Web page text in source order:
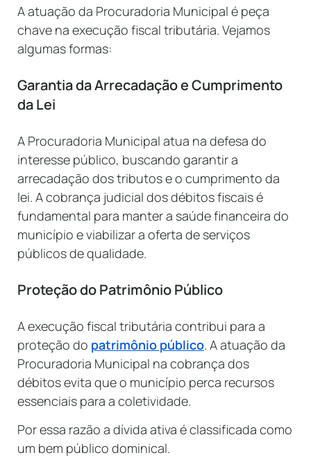
A atuação da Procuradoria Municipal é peça
chave na execução fiscal tributária. Vejamos
algumas formas:
Garantia da Arrecadação e Cumprimento
da Lei
A Procuradoria Municipal atua na defesa do
interesse público, buscando garantir a
arrecadação dos tributos e o cumprimento da
lei. A cobrança judicial dos débitos fiscais é
fundamental para manter a saúde financeira do
município e viabilizar a oferta de serviços
públicos de qualidade.
Proteção do Patrimônio Público
A execução fiscal tributária contribui para a
proteção do patrimônio público. A atuação da
Procuradoria Municipal na cobrança dos
débitos evita que o município perca recursos
essenciais para a coletividade.
Por essa razão a dívida ativa é classificada como
um bem público dominical.